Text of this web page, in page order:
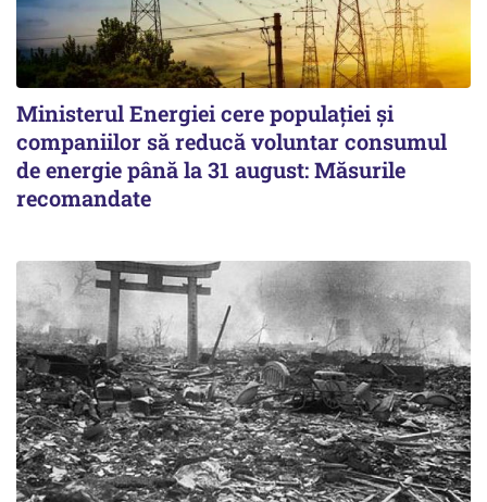
Ministerul Energiei cere populației și
companiilor să reducă voluntar consumul
de energie până la 31 august: Măsurile
recomandate